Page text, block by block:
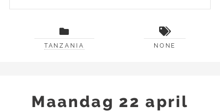
TANZANIA NONE
Maandag 22 april